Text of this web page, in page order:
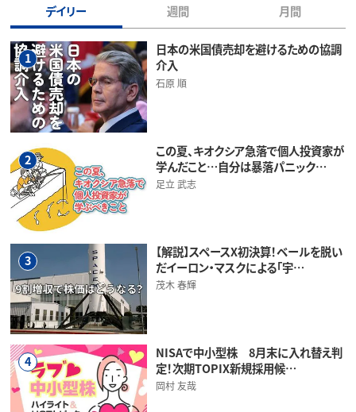
デイリー 週間 月間
1
日本の米国債売却を避けるための協調
介入
石原 順
2
この夏、キオクシア急落で個人投資家が
学んだこと…自分は暴落パニック…
足立 武志
3
【解説】スペースX初決算！ベールを脱い
だイーロン・マスクによる「宇…
茂木 春輝
4
NISAで中小型株 8月末に入れ替え判
定！次期TOPIX新規採用候…
岡村 友哉